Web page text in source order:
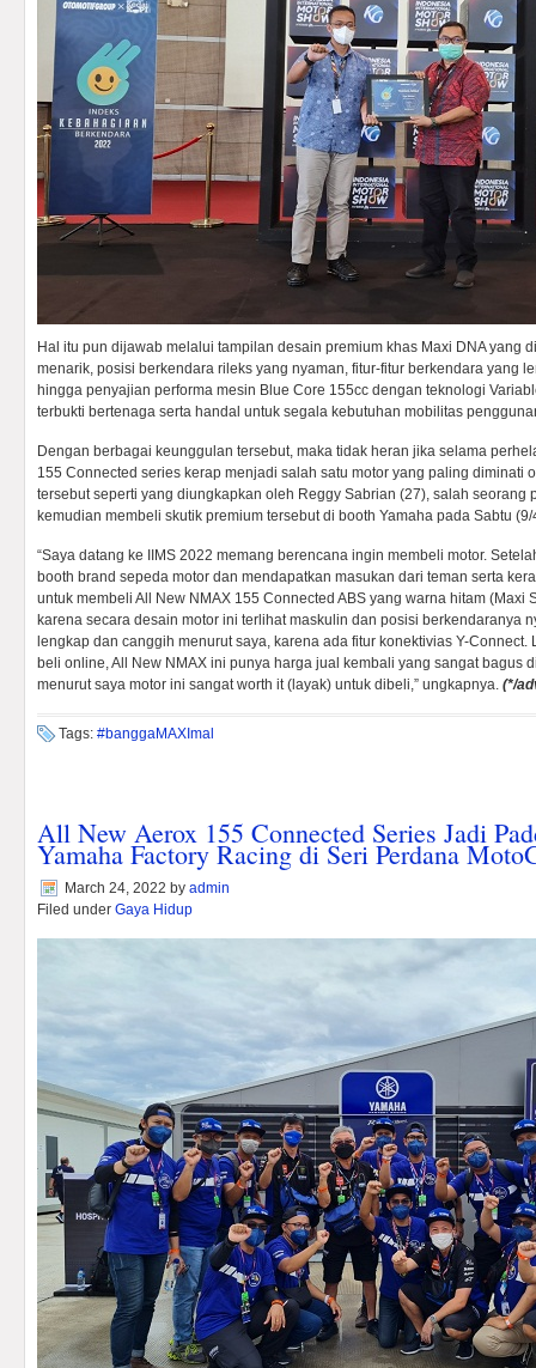
Hal itu pun dijawab melalui tampilan desain premium khas Maxi DNA yang
menarik, posisi berkendara rileks yang nyaman, fitur-fitur berkendara yang
hingga penyajian performa mesin Blue Core 155cc dengan teknologi
terbukti bertenaga serta handal untuk segala kebutuhan mobilitas
Dengan berbagai keunggulan tersebut, maka tidak heran jika selama
155 Connected series kerap menjadi salah satu motor yang paling diminati
tersebut seperti yang diungkapkan oleh Reggy Sabrian (27), salah seorang
kemudian membeli skutik premium tersebut di booth Yamaha pada Sabtu
“Saya datang ke IIMS 2022 memang berencana ingin membeli motor.
booth brand sepeda motor dan mendapatkan masukan dari teman serta
untuk membeli All New NMAX 155 Connected ABS yang warna hitam (Maxi
karena secara desain motor ini terlihat maskulin dan posisi berkendaranya
lengkap dan canggih menurut saya, karena ada fitur konektivias Y-
beli online, All New NMAX ini punya harga jual kembali yang sangat bagus
menurut saya motor ini sangat worth it (layak) untuk dibeli,” ungkapnya. (*/
Tags: #banggaMAXImal
All New Aerox 155 Connected Series Jadi
Yamaha Factory Racing di Seri Perdana
March 24, 2022 by admin
Filed under Gaya Hidup